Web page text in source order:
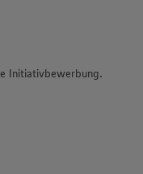
Initiativbewerbung.